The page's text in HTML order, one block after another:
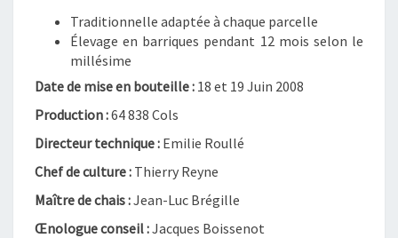
R
U
B
U
E
O
S
)
Traditionnelle adaptée à chaque parcelle
Élevage en barriques pendant 12 mois selon le
millésime
Date de mise en bouteille : 18 et 19 Juin 2008
Production :64 838 Cols
Directeur technique : Emilie Roullé
Chef de culture : Thierry Reyne
Maître de chais :Jean-Luc Brégille
Œnologue conseil :Jacques Boissenot